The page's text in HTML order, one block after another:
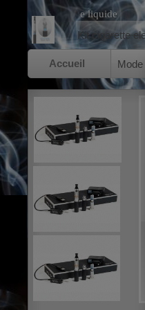
Accueil
Kit cigarette
e liquide
Mode